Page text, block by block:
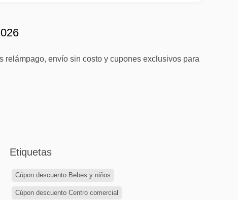
envío sin costo y cupones exclusivos para
Etiquetas
Cúpon descuento Bebes y niños
Cúpon descuento Centro comercial